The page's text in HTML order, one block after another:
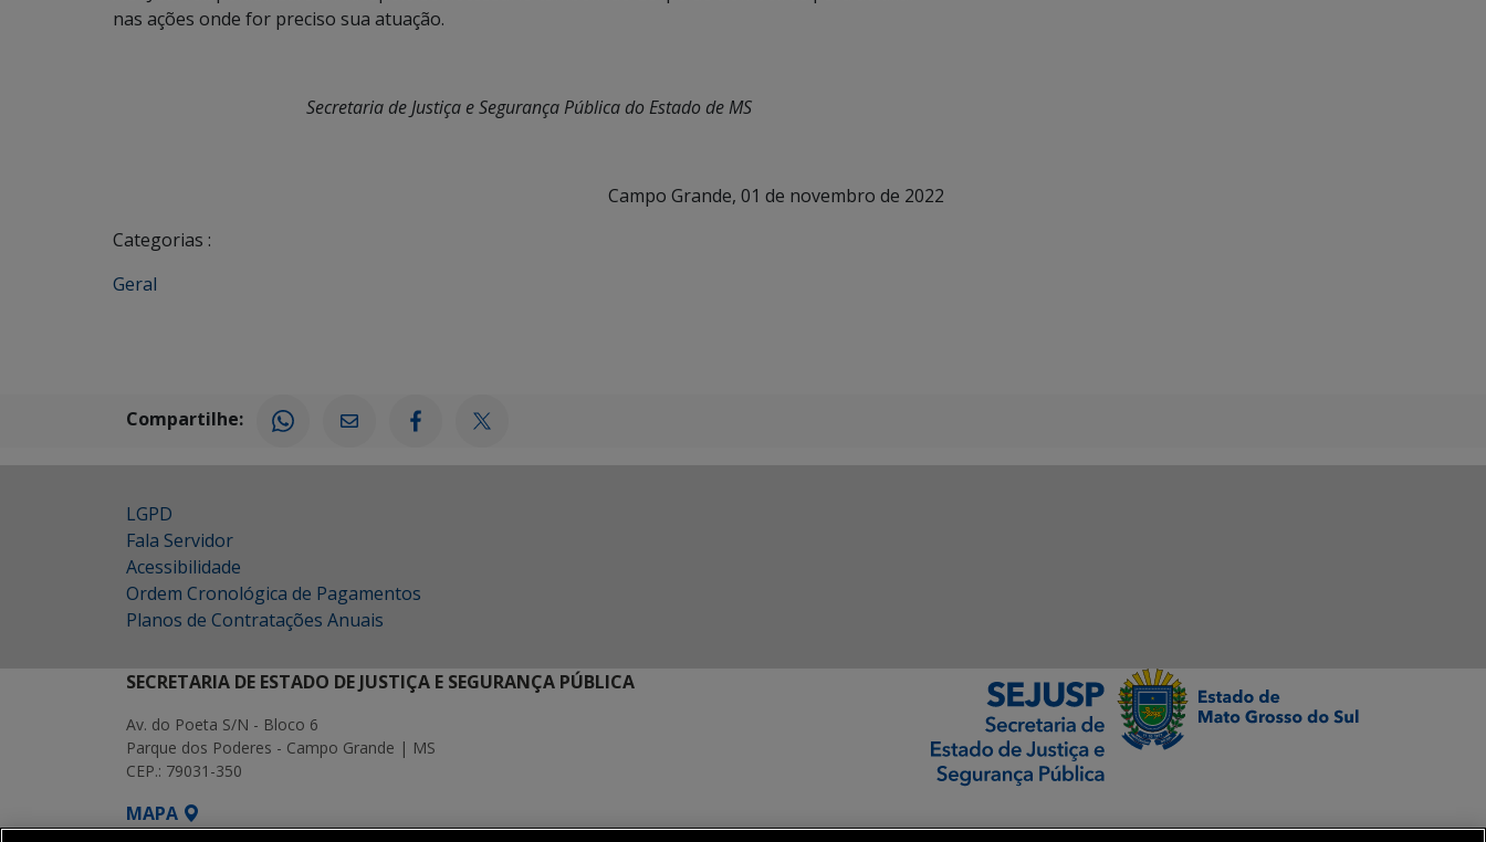
nas ações onde for preciso sua atuação.
Secretaria de Justiça e Segurança Pública do Estado de MS
Campo Grande, 01 de novembro de 2022
Categorias :
Geral
Compartilhe:
LGPD
Fala Servidor
Acessibilidade
Ordem Cronológica de Pagamentos
Planos de Contratações Anuais
SECRETARIA DE ESTADO DE JUSTIÇA E SEGURANÇA PÚBLICA
Av. do Poeta S/N - Bloco 6
Parque dos Poderes - Campo Grande | MS
CEP.: 79031-350
MAPA